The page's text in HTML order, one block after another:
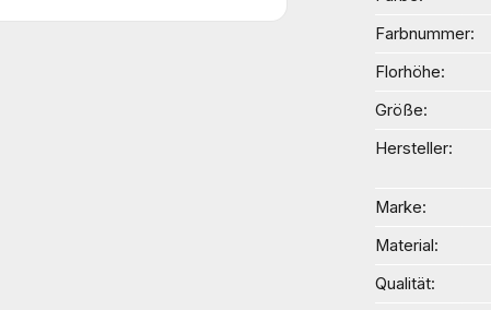
Farbnummer
Florhöhe
Größe
Hersteller
Marke
Material
Qualität